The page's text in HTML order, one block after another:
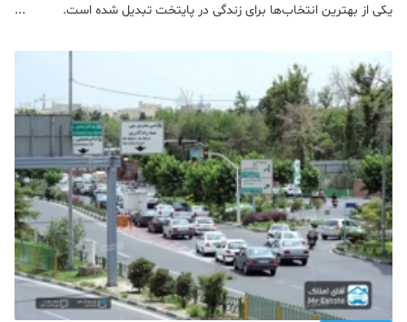
یکی از بهترین انتخاب‌ها برای زندگی در پایتخت تبدیل شده است.
منطقه زندگی کرده‌اند و